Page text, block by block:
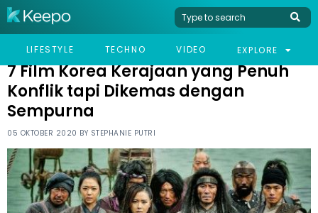
LIFESTYLE TECHNO VIDEO EXPLORE
HOME LIFESTYLE
7 FILM KOREA KERAJAAN YANG PENUH KONFLIK TAPI DIKEMAS
7 Film Korea Kerajaan yang Penuh
Konflik tapi Dikemas dengan
Sempurna
05 OKTOBER 2020 BY STEPHANIE PUTRI